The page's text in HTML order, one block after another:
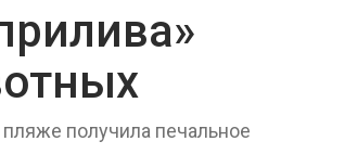
получила печальное
спроса со стороны ИИ